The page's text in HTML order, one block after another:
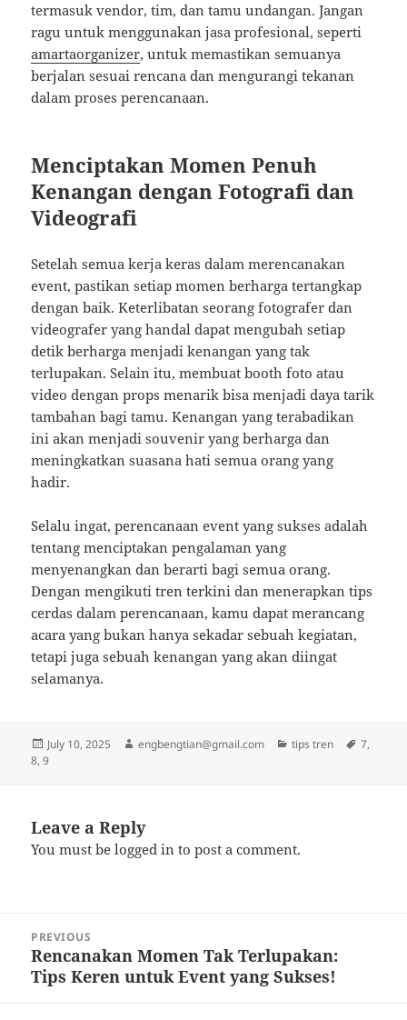
termasuk vendor, tim, dan tamu undangan. Jangan
ragu untuk menggunakan jasa profesional, seperti
amartaorganizer, untuk memastikan semuanya
berjalan sesuai rencana dan mengurangi tekanan
dalam proses perencanaan.
Menciptakan Momen Penuh
Kenangan dengan Fotografi dan
Videografi
Setelah semua kerja keras dalam merencanakan
event, pastikan setiap momen berharga tertangkap
dengan baik. Keterlibatan seorang fotografer dan
videografer yang handal dapat mengubah setiap
detik berharga menjadi kenangan yang tak
terlupakan. Selain itu, membuat booth foto atau
video dengan props menarik bisa menjadi daya tarik
tambahan bagi tamu. Kenangan yang terabadikan
ini akan menjadi souvenir yang berharga dan
meningkatkan suasana hati semua orang yang
hadir.
Selalu ingat, perencanaan event yang sukses adalah
tentang menciptakan pengalaman yang
menyenangkan dan berarti bagi semua orang.
Dengan mengikuti tren terkini dan menerapkan tips
cerdas dalam perencanaan, kamu dapat merancang
acara yang bukan hanya sekadar sebuah kegiatan,
tetapi juga sebuah kenangan yang akan diingat
selamanya.
Posted
on
July 10, 2025 Author
engbengtian@gmail.com Categories
tips tren Tags
7,
8,9
Leave a Reply
You must belogged in to post a comment.
navigation
PREVIOUS
Previous
post:
Rencanakan Momen Tak Terlupakan:
Tips Keren untuk Event yang Sukses!